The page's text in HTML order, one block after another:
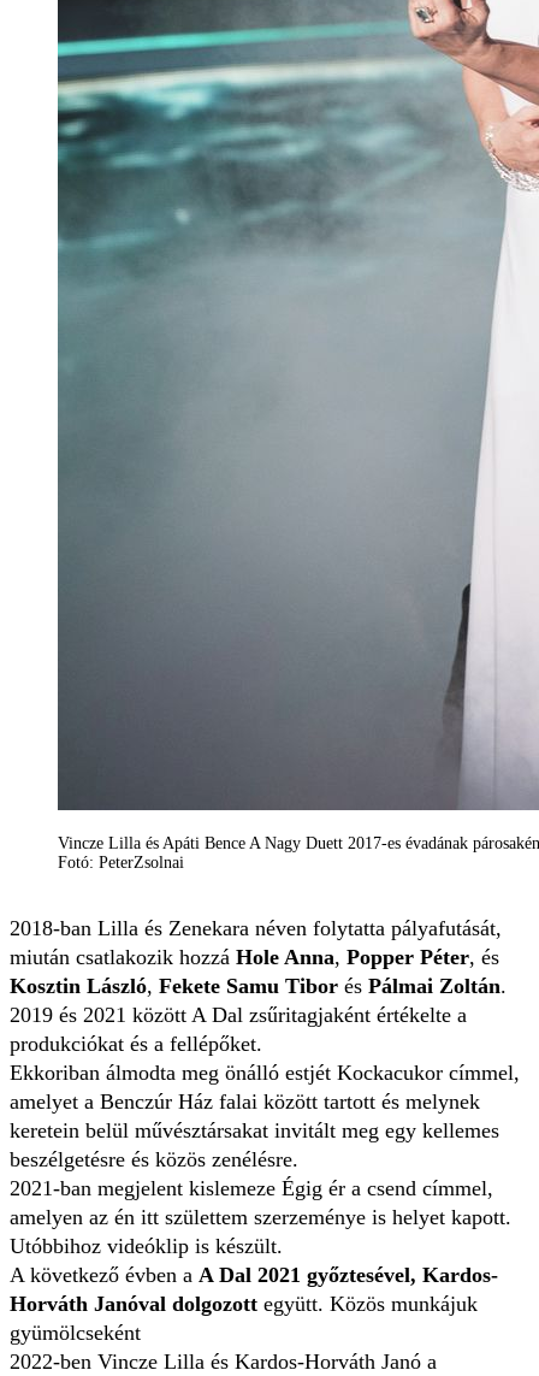
Vincze Lilla és Apáti Bence A Nagy Duett 2017-es évadának
Fotó: PeterZsolnai
2018-ban Lilla és Zenekara néven folytatta pályafutását,
miután csatlakozik hozzá Hole Anna, Popper Péter, és
Kosztin László, Fekete Samu Tibor és Pálmai Zoltán.
2019 és 2021 között A Dal zsűritagjaként értékelte a
produkciókat és a fellépőket.
Ekkoriban álmodta meg önálló estjét Kockacukor címmel,
amelyet a Benczúr Ház falai között tartott és melynek
keretein belül művésztársakat invitált meg egy kellemes
beszélgetésre és közös zenélésre.
2021-ban megjelent kislemeze Égig ér a csend címmel,
amelyen az én itt születtem szerzeménye is helyet kapott.
Utóbbihoz videóklip is készült.
A következő évben a A Dal 2021 győztesével, Kardos-
Horváth Janóval dolgozott együtt. Közös munkájuk
gyümölcseként
2022-ben Vincze Lilla és Kardos-Horváth Janó a